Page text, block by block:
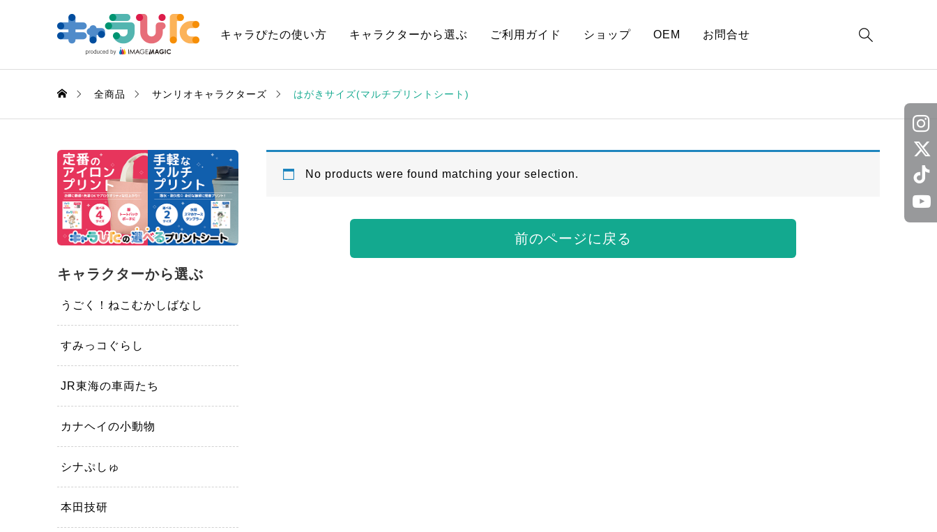
キャラぴたの使い方 キャラクターから選ぶ ご利用ガイド ショップ OEM お問合せ 
全商品 サンリオキャラクターズ はがきサイズ(マルチプリントシート)
No products were found matching your selection.
前のページに戻る
キャラクターから選ぶ
うごく！ねこむかしばなし
すみっコぐらし
JR東海の車両たち
カナヘイの小動物
シナぷしゅ
本田技研